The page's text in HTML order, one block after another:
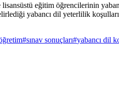
eğitim öğrencilerinin
yabancı dil yeterlilik
#sınav sonuçları#yabancı dil